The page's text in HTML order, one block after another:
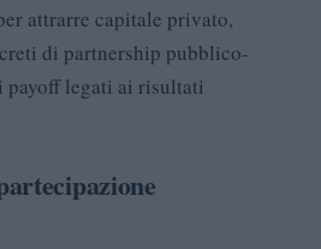
attrarre capitale privato,
di partnership pubblico-
payoff legati ai risultati